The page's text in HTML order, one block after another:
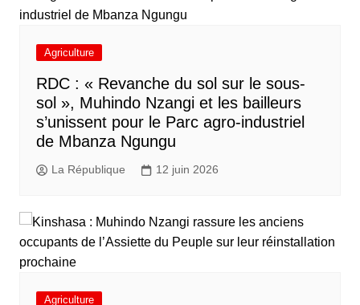
Agriculture
RDC : « Revanche du sol sur le sous-
sol », Muhindo Nzangi et les bailleurs
s’unissent pour le Parc agro-industriel
de Mbanza Ngungu
La République 12 juin 2026
Agriculture